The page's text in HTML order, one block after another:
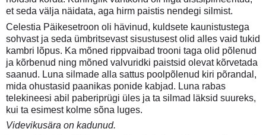
et seda välja näidata, aga hirm paistis nendegi silmist.
Celestia Päikesetroon oli hävinud, kuldsete kaunistustega
sohvast ja seda ümbritsevast sisustusest olid alles vaid tukid
kambri lõpus. Ka mõned rippvaibad trooni taga olid põlenud
ja kõrbenud ning mõned valvuridki paistsid olevat kõrvetada
saanud. Luna silmade alla sattus poolpõlenud kiri põrandal,
mida ohustasid paanikas ponide kabjad. Luna rabas
telekineesi abil paberiprügi üles ja ta silmad läksid suureks,
kui ta esimest kolme sõna luges.
Videvikusära on kadunud.